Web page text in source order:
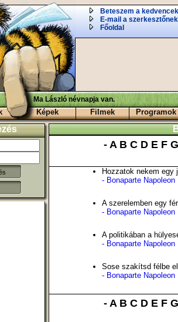
Beteszem a
E-mail a szerkesztőnek
Főoldal
Ma László névnapja van.
Képek Filmek Programok
- A B C D E F G
Hozzatok nekem egy
- Bonaparte Napoleon
A szerelemben egy
- Bonaparte Napoleon
A politikában a
- Bonaparte Napoleon
Sose szakítsd félbe
- Bonaparte Napoleon
- A B C D E F G